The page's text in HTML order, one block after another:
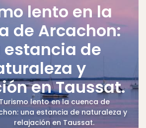
lento en la
de Arcachon:
estancia de
y
en Taussat.
Turismo lento en la cuenca de
una estancia de naturaleza y
relajación en Taussat.